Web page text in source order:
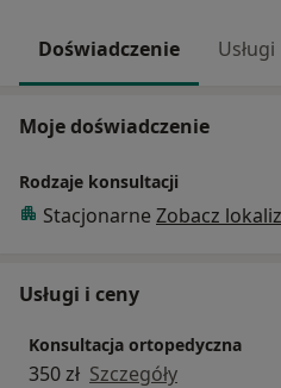
Doświadczenie
Moje doświadczenie
Rodzaje konsultacji
Stacjonarne Zobacz
Usługi i ceny
Konsultacja ortopedyczna
350 zł Szczegóły